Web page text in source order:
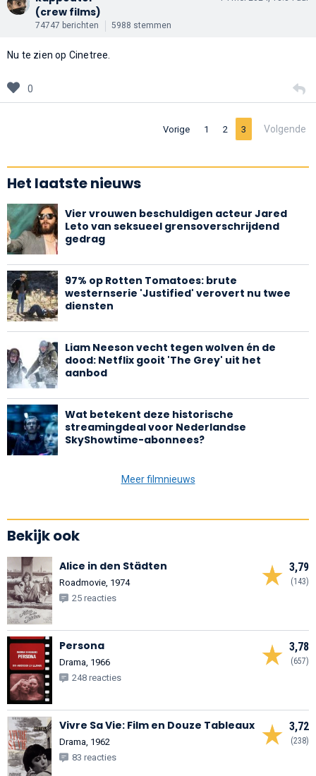
(crew films)
74747 berichten 5988 stemmen
Nu te zien op Cinetree.
0
Vorige 1 2 3 Volgende
Het laatste nieuws
Vier vrouwen beschuldigen acteur Jared
Leto van seksueel grensoverschrijdend
gedrag
97% op Rotten Tomatoes: brute
westernserie 'Justified' verovert nu twee
diensten
Liam Neeson vecht tegen wolven én de
dood: Netflix gooit 'The Grey' uit het
aanbod
Wat betekent deze historische
streamingdeal voor Nederlandse
SkyShowtime-abonnees?
Meer filmnieuws
Bekijk ook
3,79
(143)
Alice in den Städten
Roadmovie, 1974
25 reacties
3,78
(657)
Persona
Drama, 1966
248 reacties
3,72
(238)
Vivre Sa Vie: Film en Douze Tableaux
Drama, 1962
83 reacties